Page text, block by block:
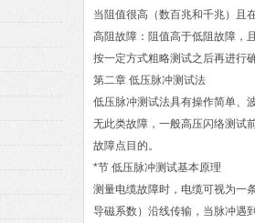
当阻值很高（数百兆和千兆）且
高阻故障：阻值高于低阻故障，
按一定方式粗略测试之后再进行
第二章 低压脉冲测试法
低压脉冲测试法具有操作简单、
无此类故障，一般高压闪络测试
故障点目的。
*节 低压脉冲测试基本原理
测量电缆故障时，电缆可视为一
导磁系数）沿线传输，当脉冲遇